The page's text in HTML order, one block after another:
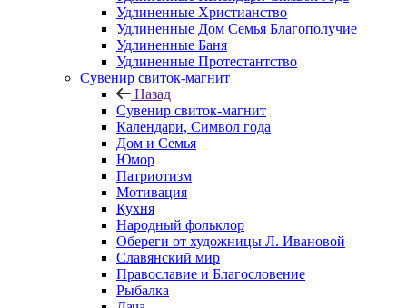
Удлиненные Христианство
Удлиненные Дом Семья Благополучие
Удлиненные Баня
Удлиненные Протестантство
Сувенир свиток-магнит
Назад
Сувенир свиток-магнит
Календари, Символ года
Дом и Семья
Юмор
Патриотизм
Мотивация
Кухня
Народный фольклор
Обереги от художницы Л. Ивановой
Славянский мир
Православие и Благословение
Рыбалка